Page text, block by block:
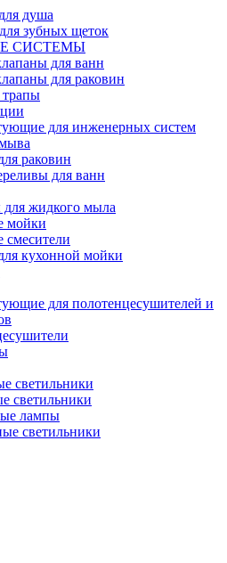
душа
зубных щеток
СИСТЕМЫ
для ванн
для раковин
для инженерных систем
раковин
для ванн
для жидкого мыла
мойки
смесители
кухонной мойки
для полотенцесушителей и
светильники
светильники
лампы
светильники